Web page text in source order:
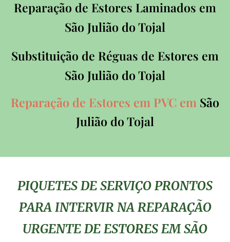
Reparação de Estores Laminados em
São Julião do Tojal
Substituição de Réguas de Estores em
São Julião do Tojal
Reparação de Estores em PVC em São
Julião do Tojal
PIQUETES DE SERVIÇO PRONTOS
PARA INTERVIR NA REPARAÇÃO
URGENTE DE ESTORES EM SÃO